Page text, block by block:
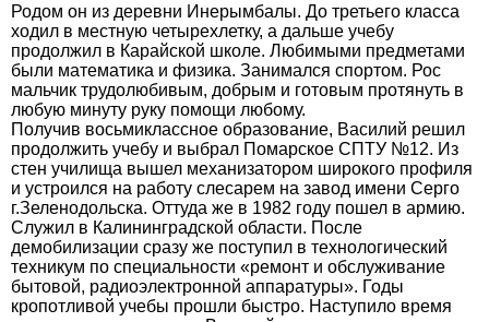
Родом он из деревни Инерымбалы. До третьего класса
ходил в местную четырехлетку, а дальше учебу
продолжил в Карайской школе. Любимыми предметами
были математика и физика. Занимался спортом. Рос
мальчик трудолюбивым, добрым и готовым протянуть в
любую минуту руку помощи любому.
Получив восьмиклассное образование, Василий решил
продолжить учебу и выбрал Помарское СПТУ №12. Из
стен училища вышел механизатором широкого профиля
и устроился на работу слесарем на завод имени Серго
г.Зеленодольска. Оттуда же в 1982 году пошел в армию.
Служил в Калининградской области. После
демобилизации сразу же поступил в технологический
техникум по специальности «ремонт и обслуживание
бытовой, радиоэлектронной аппаратуры». Годы
кропотливой учебы прошли быстро. Наступило время